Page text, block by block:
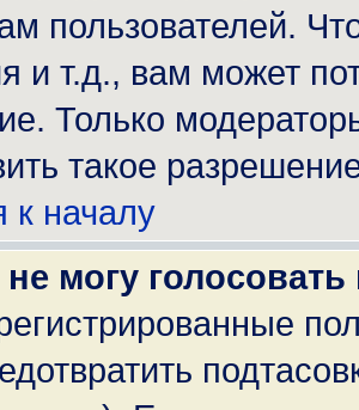
пользователей.
и т.д., вам может
Только
такое
к началу
могу